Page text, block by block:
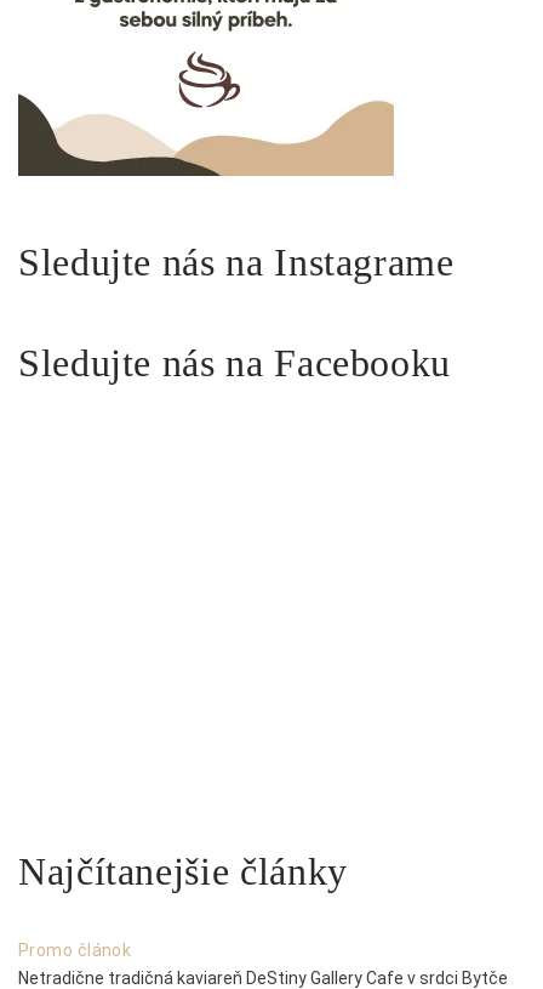
Sledujte nás na Instagrame
Sledujte nás na Facebooku
Najčítanejšie články
Promo článok
Netradične tradičná kaviareň DeStiny Gallery Cafe v srdci Bytče